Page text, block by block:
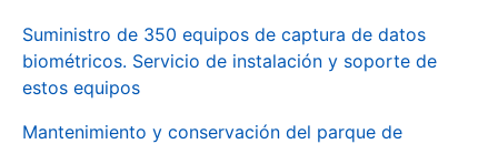
Suministro de 350 equipos de captura de datos
biométricos. Servicio de instalación y soporte de
estos equipos
Mantenimiento y conservación del parque de